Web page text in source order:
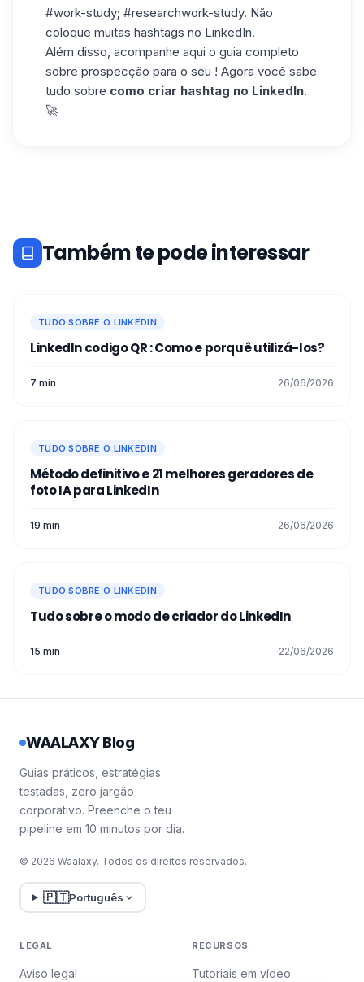
#work-study; #researchwork-study. Não
coloque muitas hashtags no LinkedIn.
Além disso, acompanhe aqui o guia completo
sobre prospecção para o seu ! Agora você sabe
tudo sobre como criar hashtag no LinkedIn.
🚀
Também te pode interessar
TUDO SOBRE O LINKEDIN
LinkedIn codigo QR : Como e porquê utilizá-los?
7 min 26/06/2026
TUDO SOBRE O LINKEDIN
Método definitivo e 21 melhores geradores de
foto IA para LinkedIn
19 min 26/06/2026
TUDO SOBRE O LINKEDIN
Tudo sobre o modo de criador do LinkedIn
15 min 22/06/2026
WAALAXY Blog
Guias práticos, estratégias
testadas, zero jargão
corporativo. Preenche o teu
pipeline em 10 minutos por dia.
© 2026 Waalaxy. Todos os direitos reservados.
🇵🇹Português
LEGAL
Aviso legal
RECURSOS
Tutoriais em vídeo